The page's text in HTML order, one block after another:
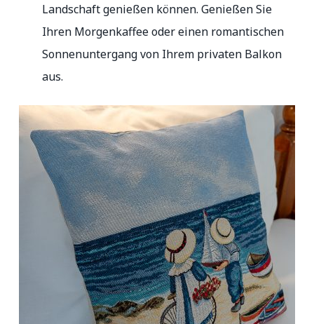
Landschaft genießen können. Genießen Sie
Ihren Morgenkaffee oder einen romantischen
Sonnenuntergang von Ihrem privaten Balkon
aus.